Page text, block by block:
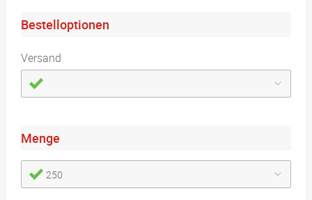
Bestelloptionen
Versand
Menge
250